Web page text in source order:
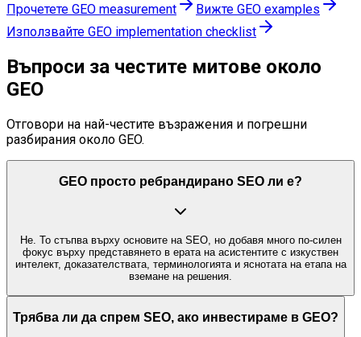
Прочетете GEO measurement
Вижте GEO examples
Използвайте GEO implementation checklist
Въпроси за честите митове около
GEO
Отговори на най-честите възражения и погрешни
разбирания около GEO.
GEO просто ребрандирано SEO ли е?
Не. То стъпва върху основите на SEO, но добавя много по-силен
фокус върху представянето в ерата на асистентите с изкуствен
интелект, доказателствата, терминологията и яснотата на етапа на
вземане на решения.
Трябва ли да спрем SEO, ако инвестираме в GEO?